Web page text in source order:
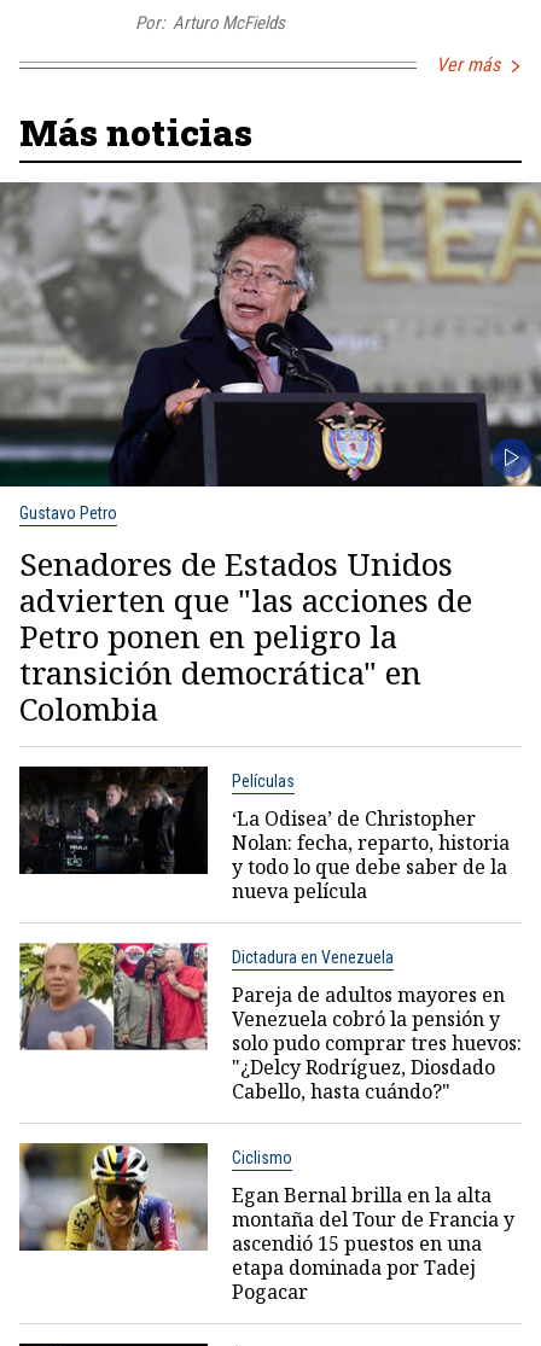
Por: Arturo McFields
Ver más
Más noticias
Gustavo Petro
Senadores de Estados Unidos
advierten que "las acciones de
Petro ponen en peligro la
transición democrática" en
Colombia
Películas
‘La Odisea’ de Christopher
Nolan: fecha, reparto, historia
y todo lo que debe saber de la
nueva película
Dictadura en Venezuela
Pareja de adultos mayores en
Venezuela cobró la pensión y
solo pudo comprar tres huevos:
"¿Delcy Rodríguez, Diosdado
Cabello, hasta cuándo?"
Ciclismo
Egan Bernal brilla en la alta
montaña del Tour de Francia y
ascendió 15 puestos en una
etapa dominada por Tadej
Pogacar